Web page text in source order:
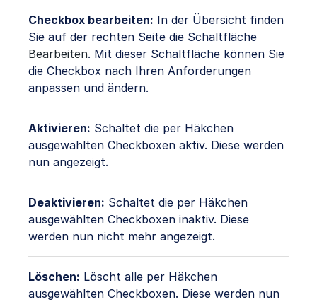
Checkbox bearbeiten: In der Übersicht finden
Sie auf der rechten Seite die Schaltfläche
Bearbeiten. Mit dieser Schaltfläche können Sie
die Checkbox nach Ihren Anforderungen
anpassen und ändern.
Aktivieren: Schaltet die per Häkchen
ausgewählten Checkboxen aktiv. Diese werden
nun angezeigt.
Deaktivieren: Schaltet die per Häkchen
ausgewählten Checkboxen inaktiv. Diese
werden nun nicht mehr angezeigt.
Löschen: Löscht alle per Häkchen
ausgewählten Checkboxen. Diese werden nun